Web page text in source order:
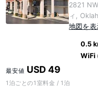
2821
ィ,
地図を表
0.5
WiFi
最安値 USD 49
1泊ごとの1室料金 / 1泊